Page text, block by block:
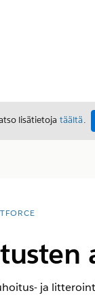
lisätietoja täältä.
ja